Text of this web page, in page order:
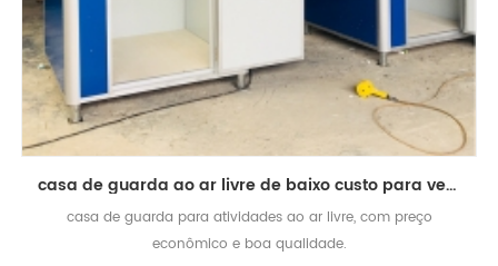
casa de guarda ao ar livre de baixo custo para venda
casa de guarda para atividades ao ar livre, com preço
econômico e boa qualidade.